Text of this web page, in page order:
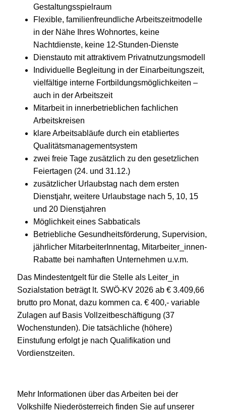
Gestaltungsspielraum
Flexible, familienfreundliche Arbeitszeitmodelle
in der Nähe Ihres Wohnortes, keine
Nachtdienste, keine 12-Stunden-Dienste
Dienstauto mit attraktivem Privatnutzungsmodell
Individuelle Begleitung in der Einarbeitungszeit,
vielfältige interne Fortbildungsmöglichkeiten –
auch in der Arbeitszeit
Mitarbeit in innerbetrieblichen fachlichen
Arbeitskreisen
klare Arbeitsabläufe durch ein etabliertes
Qualitätsmanagementsystem
zwei freie Tage zusätzlich zu den gesetzlichen
Feiertagen (24. und 31.12.)
zusätzlicher Urlaubstag nach dem ersten
Dienstjahr, weitere Urlaubstage nach 5, 10, 15
und 20 Dienstjahren
Möglichkeit eines Sabbaticals
Betriebliche Gesundheitsförderung, Supervision,
jährlicher MitarbeiterInnentag, Mitarbeiter_innen-
Rabatte bei namhaften Unternehmen u.v.m.
Das Mindestentgelt für die Stelle als Leiter_in
Sozialstation beträgt lt. SWÖ-KV 2026 ab € 3.409,66
brutto pro Monat, dazu kommen ca. € 400,- variable
Zulagen auf Basis Vollzeitbeschäftigung (37
Wochenstunden). Die tatsächliche (höhere)
Einstufung erfolgt je nach Qualifikation und
Vordienstzeiten.
Mehr Informationen über das Arbeiten bei der
Volkshilfe Niederösterreich finden Sie auf unserer